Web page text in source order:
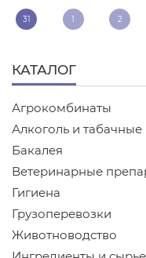
31 1 2
КАТАЛОГ
Агрокомбинаты
Алкоголь и табачные
Бакалея
Ветеринарные
Гигиена
Грузоперевозки
Животноводство